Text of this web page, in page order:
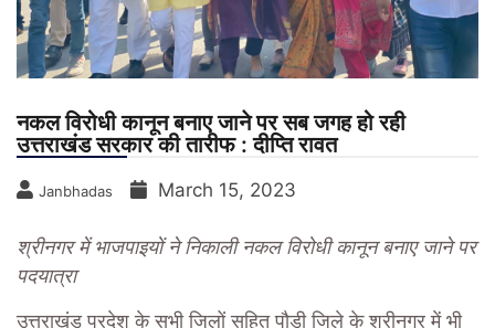
नकल विरोधी कानून बनाए जाने पर सब जगह हो रही
उत्तराखंड सरकार की तारीफ : दीप्ति रावत
Janbhadas March 15, 2023
श्रीनगर में भाजपाइयों ने निकाली नकल विरोधी कानून बनाए जाने पर
पदयात्रा
उत्तराखंड प्रदेश के सभी जिलों सहित पौड़ी जिले के श्रीनगर में भी